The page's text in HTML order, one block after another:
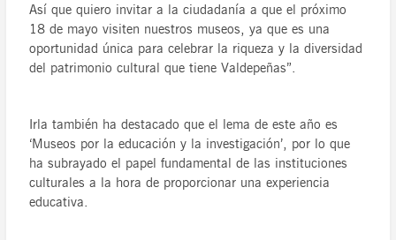
Así que quiero invitar a la ciudadanía a que el próximo
18 de mayo visiten nuestros museos, ya que es una
oportunidad única para celebrar la riqueza y la diversidad
del patrimonio cultural que tiene Valdepeñas”.
Irla también ha destacado que el lema de este año es
‘Museos por la educación y la investigación’, por lo que
ha subrayado el papel fundamental de las instituciones
culturales a la hora de proporcionar una experiencia
educativa.